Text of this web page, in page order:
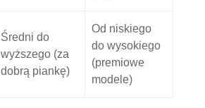
Średni do
wyższego (za
dobrą piankę)
Od niskiego
do wysokiego
(premiowe
modele)